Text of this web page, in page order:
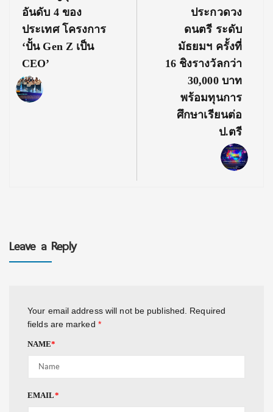
Post:
อันดับ 4 ของ
ประเทศ โครงการ
‘ปั้น Gen Z เป็น
CEO’
Post:
ประกวดวง
ดนตรี ระดับ
มัธยมฯ ครั้งที่
16 ชิงรางวัลกว่า
30,000 บาท
พร้อมทุนการ
ศึกษาเรียนต่อ
ป.ตรี
Leave a Reply
Your email address will not be published.
Required
fields are marked *
NAME*
EMAIL*